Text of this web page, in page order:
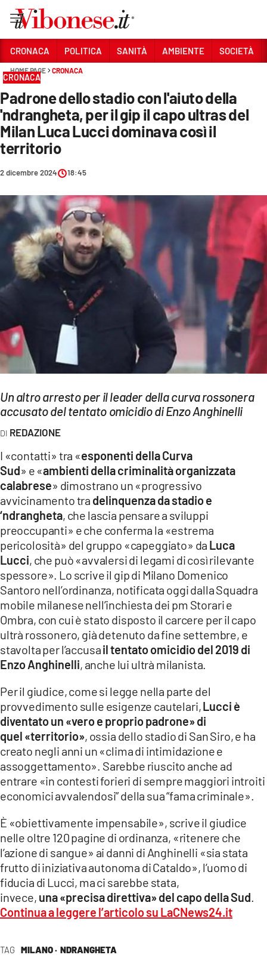
Sezioni
CRONACA
POLITICA
SANITÀ
AMBIENTE
SOCIETÀ
CULTURA
ECONOMIA E LAVORO
EVENTI
Streaming
LAC TV
LAC ONAIR
Network
LACPLAY.IT
LACTV.IT
LACONAIR.IT
LACITYMAG.IT
ILREGGINO.IT
COSENZACHANNEL.IT
ILVIBONESE.IT
CATANZAROCHANNEL.IT
App
ANDROID
APPLE
CRONACA POLITICA SANITÀ AMBIENTE SOCIETÀ
HOME PAGE CRONACA
CRONACA
Padrone dello stadio con l'aiuto della
'ndrangheta, per il gip il capo ultras del
Milan Luca Lucci dominava così il
territorio
2 dicembre 2024 18:45
Un altro arresto per il leader della curva rossonera
accusato del tentato omicidio di Enzo Anghinelli
REDAZIONE
TAG MILANO · NDRANGHETA
I «contatti» tra «esponenti della Curva
Sud» e «ambienti della criminalità organizzata
calabrese» dimostrano un «progressivo
avvicinamento tra delinquenza da stadio e
‘ndrangheta, che lascia pensare a sviluppi
preoccupanti» e che conferma la «estrema
pericolosità» del gruppo «capeggiato» da Luca
Lucci, che può «avvalersi di legami di così rilevante
spessore». Lo scrive il gip di Milano Domenico
Santoro nell’ordinanza, notificata oggi dalla Squadra
mobile milanese nell’inchiesta dei pm Storari e
Ombra, con cui è stato disposto il carcere per il capo
ultrà rossonero, già detenuto da fine settembre, e
stavolta per l’accusail tentato omicidio del 2019 di
Enzo Anghinelli, anche lui ultrà milanista.
Per il giudice, come si legge nella parte del
provvedimento sulle esigenze cautelari,Lucci è
diventato un «vero e proprio padrone» di
quel «territorio», ossia dello stadio di San Siro, e ha
creato negli anni un «clima di intimidazione e
assoggettamento». Sarebbe riuscito anche ad
entrare «in contesti forieri di sempre maggiori introiti
economici avvalendosi” della sua “fama criminale».
È «obiettivamente impensabile», scrive il giudice
nelle oltre 120 pagine di ordinanza, «ritenere che
l’azione di sangue» ai danni di Anghinelli «sia stata
frutto di iniziativa autonoma di Cataldo», l’uomo di
fiducia di Lucci, ma ci sarebbe stata,
invece, una «precisa direttiva» del capo della Sud
Continua a leggere l’articolo su LaCNews24.it